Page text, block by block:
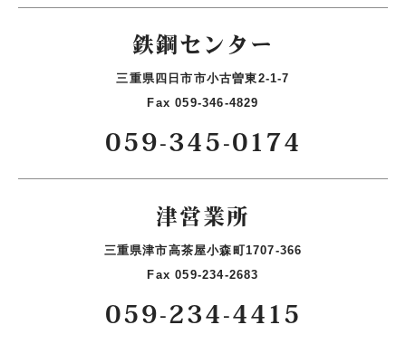
鉄鋼センター
三重県四日市市小古曽東2-1-7
Fax 059-346-4829
059-345-0174
津営業所
三重県津市高茶屋小森町1707-366
Fax 059-234-2683
059-234-4415